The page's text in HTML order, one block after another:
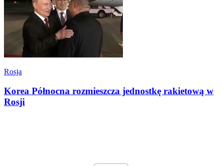
Rosja
Korea Północna rozmieszcza jednostkę rakietową w
Rosji